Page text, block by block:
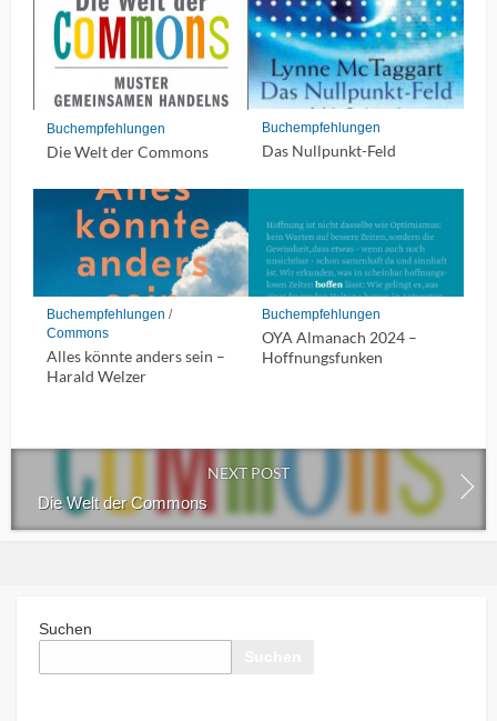
Buchempfehlungen
Die Welt der Commons
Buchempfehlungen
Das Nullpunkt-Feld
Buchempfehlungen /
Commons
Alles könnte anders sein –
Harald Welzer
Buchempfehlungen
OYA Almanach 2024 –
Hoffnungsfunken
NEXT POST
Die Welt der Commons
Suchen